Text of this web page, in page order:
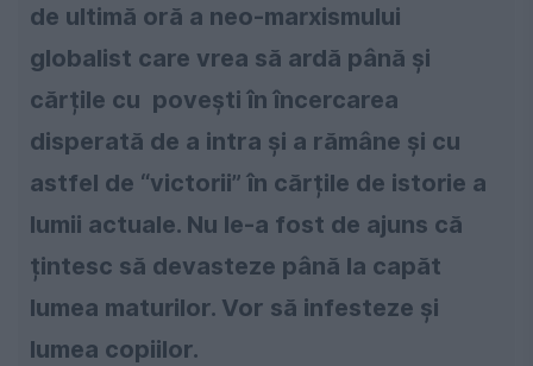
de ultimă oră a neo-marxismului
globalist care vrea să ardă până și
cărțile cu povești în încercarea
disperată de a intra și a rămâne și cu
astfel de “victorii” în cărțile de istorie a
lumii actuale. Nu le-a fost de ajuns că
țintesc să devasteze până la capăt
lumea maturilor. Vor să infesteze și
lumea copiilor.